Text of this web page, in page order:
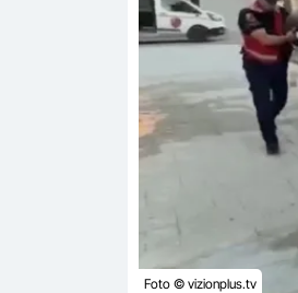
Foto © vizionplus.tv